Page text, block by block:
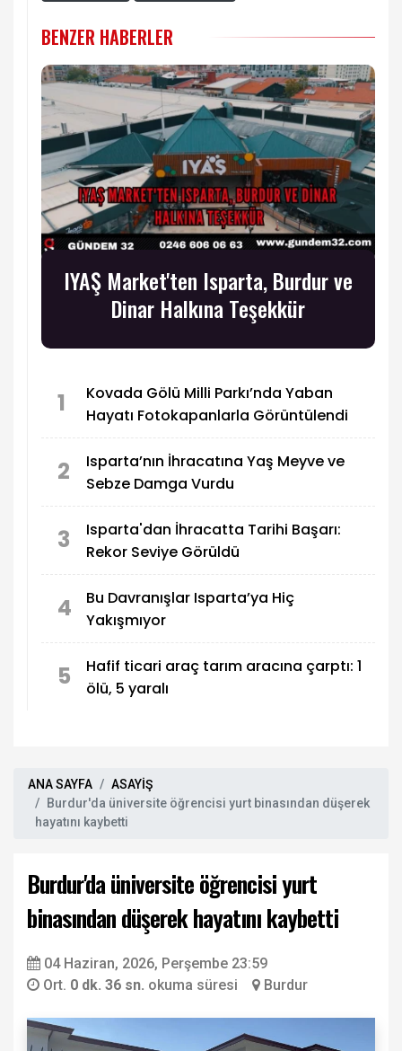
BENZER HABERLER
IYAŞ Market'ten Isparta, Burdur ve
Dinar Halkına Teşekkür
1
Kovada Gölü Milli Parkı’nda Yaban
Hayatı Fotokapanlarla Görüntülendi
2
Isparta’nın İhracatına Yaş Meyve ve
Sebze Damga Vurdu
3
Isparta'dan İhracatta Tarihi Başarı:
Rekor Seviye Görüldü
4
Bu Davranışlar Isparta’ya Hiç
Yakışmıyor
5
Hafif ticari araç tarım aracına çarptı: 1
ölü, 5 yaralı
ANA SAYFA
ASAYİŞ
Burdur'da üniversite öğrencisi yurt binasından düşerek
hayatını kaybetti
Burdur'da üniversite öğrencisi yurt
binasından düşerek hayatını kaybetti
04 Haziran, 2026, Perşembe 23:59
Ort. 0 dk. 36 sn. okuma süresi Burdur